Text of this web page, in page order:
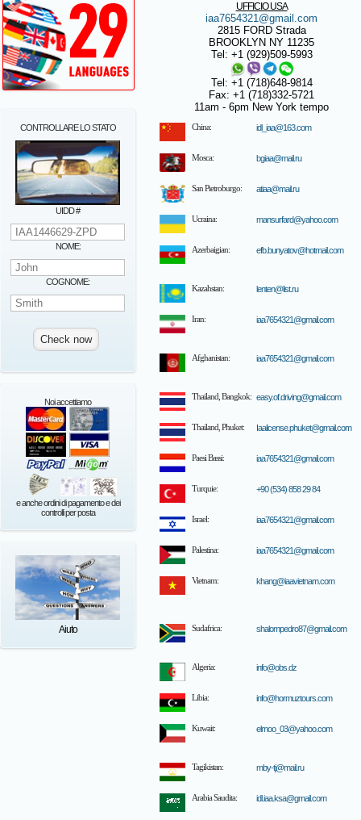
CONTROLLARE LO STATO
UIDD #
NOME:
COGNOME:
Noi accettiamo
e anche ordini di pagamento e dei
controlli per posta
Aiuto
UFFICIO USA
iaa7654321@gmail.com
2815 FORD Strada
BROOKLYN NY 11235
Tel: +1 (929)509-5993
Tel: +1 (718)648-9814
Fax: +1 (718)332-5721
11am - 6pm New York tempo
China: idl_iaa@163.com
Mosca: bgiaa@mail.ru
San Pietroburgo: atiaa@mail.ru
Ucraina: mansurfard@yahoo.com
Azerbaigian: efb.bunyatov@hotmail.com
Kazahstan: lenten@list.ru
Iran: iaa7654321@gmail.com
Afghanistan: iaa7654321@gmail.com
Thailand, Bangkok: easy.of.driving@gmail.com
Thailand, Phuket: Iaalicense.phuket@gmail.com
Paesi Bassi: iaa7654321@gmail.com
Turquie: +90 (534) 858 29 84
Israel: iaa7654321@gmail.com
Palestina: iaa7654321@gmail.com
Vietnam: khang@iaavietnam.com
Sudafrica: shalompedro87@gmail.com
Algeria: info@obs.dz
Libia: info@hormuztours.com
Kuwait: elmoo_03@yahoo.com
Tagikistan: mby-tj@mail.ru
Arabia Saudita: idl.iaa.ksa@gmail.com